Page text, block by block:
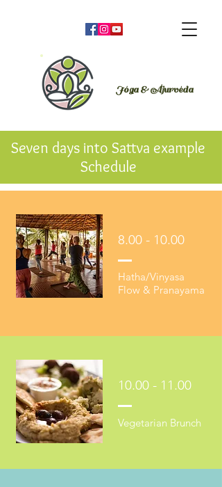
Jóga & Ájurvéda
Seven days into Sattva example
Schedule
8.00 - 10.00
Hatha/Vinyasa
Flow & Pranayama
10.00 - 11.00
Vegetarian Brunch